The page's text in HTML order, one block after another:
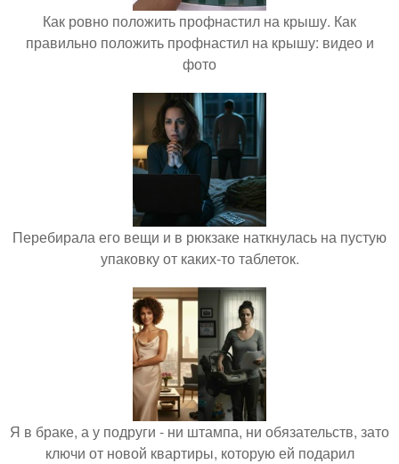
Как ровно положить профнастил на крышу. Как
правильно положить профнастил на крышу: видео и
фото
Перебирала его вещи и в рюкзаке наткнулась на пустую
упаковку от каких-то таблеток.
Я в браке, а у подруги - ни штампа, ни обязательств, зато
ключи от новой квартиры, которую ей подарил